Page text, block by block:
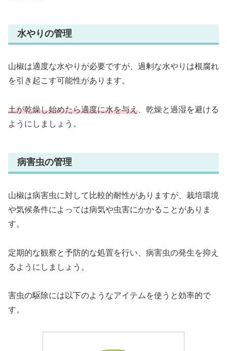
水やりの管理
山椒は適度な水やりが必要ですが、過剰な水やりは根腐れ
を引き起こす可能性があります。
土が乾燥し始めたら適度に水を与え 、乾燥と過湿を避ける
ようにしましょう。
病害虫の管理
山椒は病害虫に対して比較的耐性がありますが、栽培環境
や気候条件によっては病気や虫害にかかることがありま
す。
定期的な観察と予防的な処置を行い、病害虫の発生を抑え
るようにしましょう。
害虫の駆除には以下のようなアイテムを使うと効率的で
す。